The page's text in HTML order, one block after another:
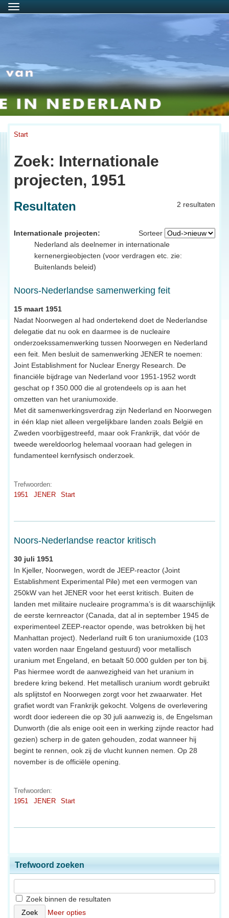
Menu
Start
Zoek: Internationale
projecten, 1951
2 resultaten
Resultaten
Sorteer
Internationale projecten:
Nederland als deelnemer in internationale
kernenergieobjecten (voor verdragen etc. zie:
Buitenlands beleid)
Noors-Nederlandse samenwerking feit
15 maart 1951
Nadat Noorwegen al had ondertekend doet de Nederlandse
delegatie dat nu ook en daarmee is de nucleaire
onderzoekssamenwerking tussen Noorwegen en Nederland
een feit. Men besluit de samenwerking JENER te noemen:
Joint Establishment for Nuclear Energy Research. De
financiële bijdrage van Nederland voor 1951-1952 wordt
geschat op f 350.000 die al grotendeels op is aan het
omzetten van het uraniumoxide.
Met dit samenwerkingsverdrag zijn Nederland en Noorwegen
in één klap niet alleen vergelijkbare landen zoals België en
Zweden voorbijgestreefd, maar ook Frankrijk, dat vóór de
tweede wereldoorlog helemaal vooraan had gelegen in
fundamenteel kernfysisch onderzoek.
Trefwoorden:
1951
JENER Start
Noors-Nederlandse reactor kritisch
30 juli 1951
In Kjeller, Noorwegen, wordt de JEEP-reactor (Joint
Establishment Experimental Pile) met een vermogen van
250kW van het JENER voor het eerst kritisch. Buiten de
landen met militaire nucleaire programma’s is dit waarschijnlijk
de eerste kernreactor (Canada, dat al in september 1945 de
experimenteel ZEEP-reactor opende, was betrokken bij het
Manhattan project). Nederland ruilt 6 ton uraniumoxide (103
vaten worden naar Engeland gestuurd) voor metallisch
uranium met Engeland, en betaalt 50.000 gulden per ton bij.
Pas hiermee wordt de aanwezigheid van het uranium in
bredere kring bekend. Het metallisch uranium wordt gebruikt
als splijtstof en Noorwegen zorgt voor het zwaarwater. Het
grafiet wordt van Frankrijk gekocht. Volgens de overlevering
wordt door iedereen die op 30 juli aanwezig is, de Engelsman
Dunworth (die als enige ooit een in werking zijnde reactor had
gezien) scherp in de gaten gehouden, zodat wanneer hij
begint te rennen, ook zij de vlucht kunnen nemen. Op 28
november is de officiële opening.
Trefwoorden:
1951
JENER Start
Trefwoord zoeken
Zoek binnen de resultaten
Meer opties